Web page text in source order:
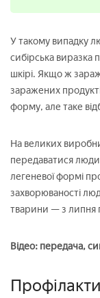
У такому випадку
сибірська виразка
шкірі. Якщо ж
заражених
форму, але таке
На великих
передаватися
легеневої формі
захворюваності
тварини — з липня
Відео: передача,